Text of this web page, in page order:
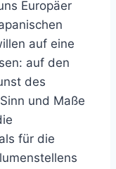
Europäer
auf eine
auf den
des
und Maße
für die